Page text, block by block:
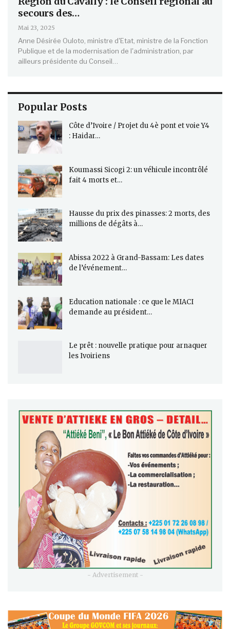
secours des…
Mai 23, 2025
Anne Désirée Ouloto, ministre d'Etat, ministre de la Fonction
Publique et de la modernisation de l'administration, par
ailleurs présidente du Conseil…
Popular Posts
Côte d’Ivoire / Projet du 4è pont et voie Y4
: Haidar…
Koumassi Sicogi 2: un véhicule incontrôlé
fait 4 morts et…
Hausse du prix des pinasses: 2 morts, des
millions de dégâts à…
Abissa 2022 à Grand-Bassam: Les dates
de l’événement…
Education nationale : ce que le MIACI
demande au président…
Le prêt : nouvelle pratique pour arnaquer
les Ivoiriens
- Advertisement -